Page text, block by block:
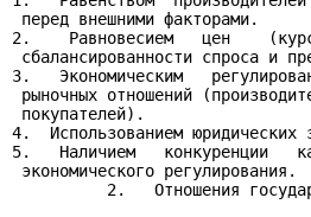
перед внешними факторами.
2.    Равновесием   цен
сбалансированности спроса и
3.   Экономическим
рыночных отношений
покупателей).
4.  Использованием юридических
5.   Наличием   конкуренции
экономического регулирования.
2.   Отношения